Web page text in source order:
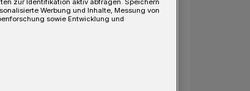
Werbung und Inhalte, Messung von
sowie Entwicklung und